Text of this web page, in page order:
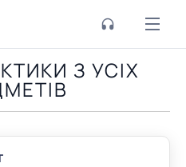
З УСІХ